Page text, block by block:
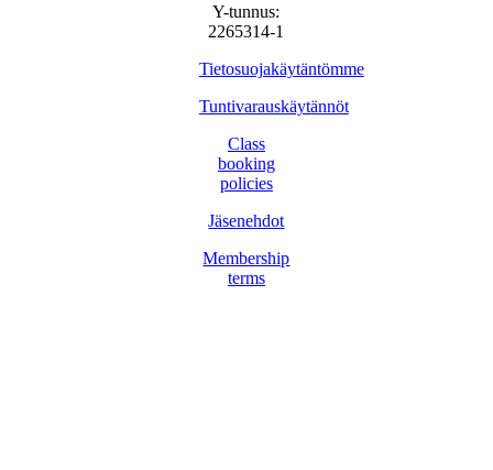
Y-tunnus:
2265314-1
Tietosuojakäytäntömme
Tuntivarauskäytännöt
Class
booking
policies
Jäsenehdot
Membership
terms